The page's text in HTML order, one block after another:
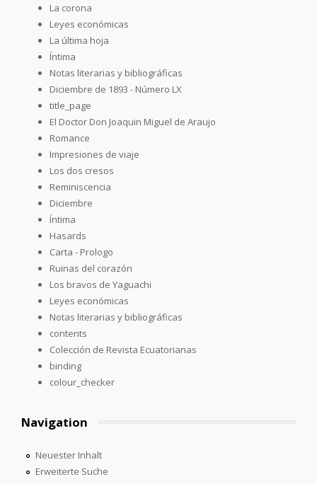
La corona
Leyes económicas
La última hoja
Íntima
Notas literarias y bibliográficas
Diciembre de 1893 - Número LX
title_page
El Doctor Don Joaquin Miguel de Araujo
Romance
Impresiones de viaje
Los dos cresos
Reminiscencia
Diciembre
Íntima
Hasards
Carta - Prologo
Ruinas del corazón
Los bravos de Yaguachi
Leyes económicas
Notas literarias y bibliográficas
contents
Colección de Revista Ecuatorianas
binding
colour_checker
Navigation
Neuester Inhalt
Erweiterte Suche